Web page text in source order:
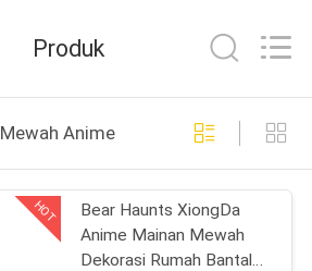
Boneka
56
Produk
Anime
HOT
Bear Haunts XiongDa
Anime Mainan Mewah
Dekorasi Rumah Bantal